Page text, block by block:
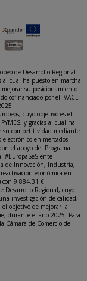
de Desarrollo Regional
al cual ha puesto en marcha
su posicionamiento
cofinanciado por el IVACE
cuyo objetivo es el
y gracias al cual ha
su competitividad mediante
en mercados
el apoyo del Programa
#EuropaSeSiente
de Innovación, Industria,
económica en
con 9.884,31 €.
Desarrollo Regional, cuyo
investigación de calidad,
objetivo de mejorar la
durante el año 2025. Para
Cámara de Comercio de